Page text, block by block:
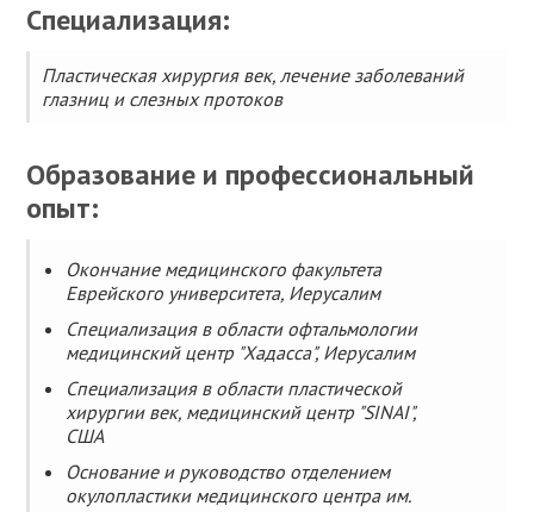
Специализация:
Пластическая хирургия век, лечение заболеваний
глазниц и слезных протоков
Образование и профессиональный
опыт:
Окончание медицинского факультета
Еврейского университета, Иерусалим
Специализация в области офтальмологии
медицинский центр "Хадасса", Иерусалим
Специализация в области пластической
хирургии век, медицинский центр "SINAI",
США
Основание и руководство отделением
окулопластики медицинского центра им.